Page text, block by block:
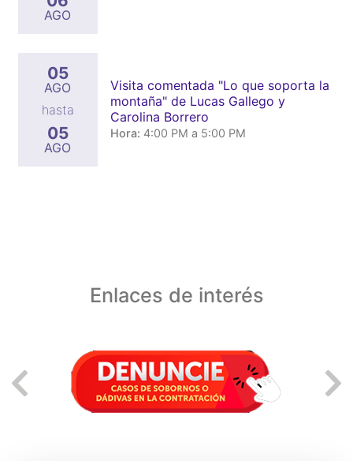
AGO
05
AGO
hasta
05
AGO
Visita comentada "Lo que soporta la
montaña" de Lucas Gallego y
Carolina Borrero
Hora: 4:00 PM a 5:00 PM
Enlaces de interés